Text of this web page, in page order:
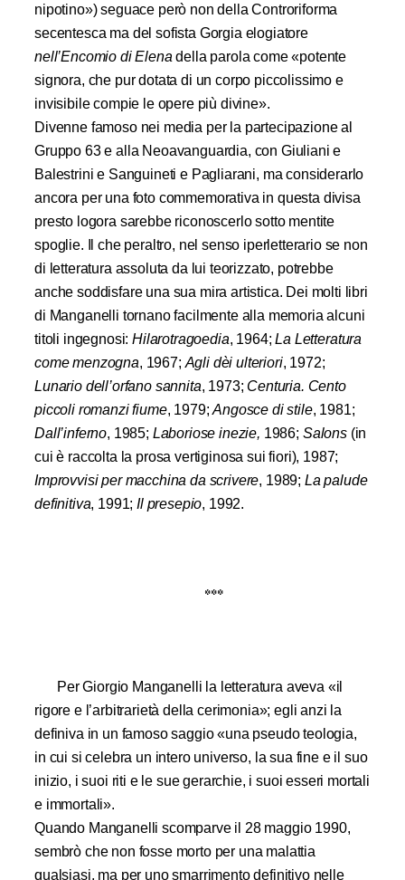
nipotino») seguace però non della Controriforma
secentesca ma del sofista Gorgia elogiatore
nell’Encomio di Elena della parola come «potente
signora, che pur dotata di un corpo piccolissimo e
invisibile compie le opere più divine».
Divenne famoso nei media per la partecipazione al
Gruppo 63 e alla Neoavanguardia, con Giuliani e
Balestrini e Sanguineti e Pagliarani, ma considerarlo
ancora per una foto commemorativa in questa divisa
presto logora sarebbe riconoscerlo sotto mentite
spoglie. Il che peraltro, nel senso iperletterario se non
di letteratura assoluta da lui teorizzato, potrebbe
anche soddisfare una sua mira artistica. Dei molti libri
di Manganelli tornano facilmente alla memoria alcuni
titoli ingegnosi:Hilarotragoedia, 1964;La Letteratura
come menzogna, 1967; Agli dèi ulteriori, 1972;
Lunario dell’orfano sannita, 1973; Centuria. Cento
piccoli romanzi fiume, 1979;Angosce di stile, 1981;
Dall’inferno, 1985; Laboriose inezie, 1986; Salons(in
cui è raccolta la prosa vertiginosa sui fiori), 1987;
Improvvisi per macchina da scrivere, 1989; La palude
definitiva, 1991;Il presepio, 1992.
***
Per Giorgio Manganelli la letteratura aveva «il
rigore e l’arbitrarietà della cerimonia»; egli anzi la
definiva in un famoso saggio «una pseudo teologia,
in cui si celebra un intero universo, la sua fine e il suo
inizio, i suoi riti e le sue gerarchie, i suoi esseri mortali
e immortali».
Quando Manganelli scomparve il 28 maggio 1990,
sembrò che non fosse morto per una malattia
qualsiasi, ma per uno smarrimento definitivo nelle